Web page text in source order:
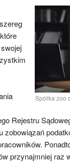
Spółka zoo
Rejestru
zobowiązań
przynajmniej raz